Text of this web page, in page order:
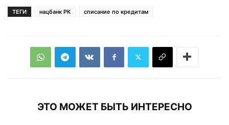
ТЕГИ нацбанк РК списание по кредитам
ЭТО МОЖЕТ БЫТЬ ИНТЕРЕСНО